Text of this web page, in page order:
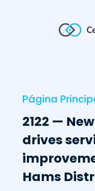
Página
2122 —
drives
Hams